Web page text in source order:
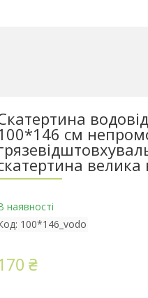
см
велика
наявності
100*146_vodo
₴